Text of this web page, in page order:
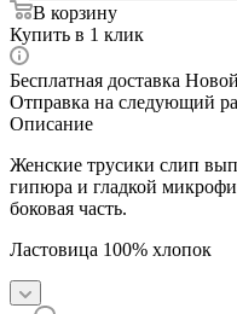
В корзину
Купить в 1 клик
Бесплатная доставка
Отправка на следующий
Описание
Женские трусики слип
гипюра и гладкой
боковая часть.
Ластовица 100% хлопок